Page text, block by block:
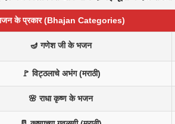
के प्रकार (Bhajan Categories)
🪔 गणेश जी के भजन
🚩 विट्ठलाचे अभंग (मराठी)
🌸 राधा कृष्ण के भजन